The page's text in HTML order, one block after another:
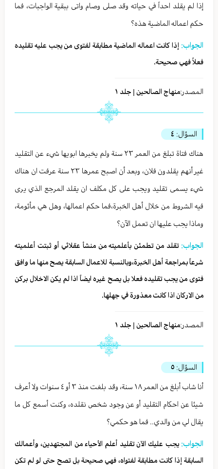
إذا لم يقلد احداً في حياته وقد صلى وصام واتى ببقية الواجبات، فما
حكم اعماله الماضية هذه؟
الجواب: إذا كانت اعماله الماضية مطابقة لفتوى من يجب عليه تقليده
فعلاً فهي صحيحة.
المصدر:منهاج الصالحين | جلد ١
السؤال: ٤
هناك فتاة تبلغ من العمر ٢٣ سنة ولم يخبرها ابويها شيء عن التقليد
غير أنهم يقلدون فلان، وبعد أن اصبح عمرها ٢٣ سنة عرفت ان هناك
شيء يسمى تقليد ويجب على كل مكلف ان يقلد المرجع الذي يرى
فيه الشروط من خلال أهل الخبرة،فما حكم اعمالها، وهل هي مأثومة،
وماذا يجب عليها ان تعمل الآن؟
الجواب:تقلد من تطمئن بأعلميته من منشأ عقلائي أو ثبتت أعلميته
شرعاً بمراجعة أهل الخبرة،وبالنسبة للاعمال السابقة يصح منها ما وافق
فتوى من يجب تقليده فعلا بل يصح غيره ايضاً اذا لم يكن الاخلال بركن
من الاركان اذا كانت معذورة في جهلها.
المصدر:منهاج الصالحين | جلد ١
السؤال: ٥
أنا شاب أبلغ من العمر ١٨ سنة، وقد بلغت منذ ٣ أو ٤ سنوات ولا أعرف
شيئا عن احكام التقليد أو عن وجود شخص نقلده، وكنت أسمع كل ما
يقال لي من والدي.. فما هو حكمي؟
الجواب:يجب عليك الآن تقليد أعلم الأحياء من المجتهدين، وأعمالك
السابقة إذا كانت مطابقة لفتواه، فهي صحيحة بل تصح حتى لو لم تكن